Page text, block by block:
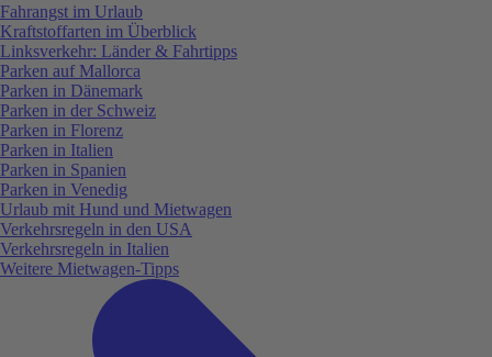
Fahrangst im Urlaub
Kraftstoffarten im Überblick
Linksverkehr: Länder & Fahrtipps
Parken auf Mallorca
Parken in Dänemark
Parken in der Schweiz
Parken in Florenz
Parken in Italien
Parken in Spanien
Parken in Venedig
Urlaub mit Hund und Mietwagen
Verkehrsregeln in den USA
Verkehrsregeln in Italien
Weitere Mietwagen-Tipps